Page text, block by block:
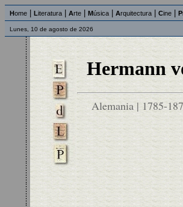
Home Literatura Arte Música Arquitectura Cine P
Lunes, 10 de agosto de 2026
Hermann
Alemania | 1785-